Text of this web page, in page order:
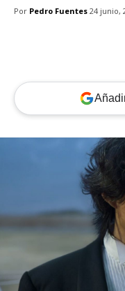
Por Pedro Fuentes 24 junio,